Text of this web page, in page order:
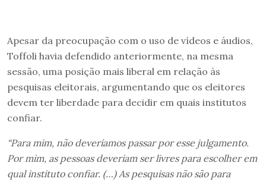
Apesar da preocupação com o uso de vídeos e áudios,
Toffoli havia defendido anteriormente, na mesma
sessão, uma posição mais liberal em relação às
pesquisas eleitorais, argumentando que os eleitores
devem ter liberdade para decidir em quais institutos
confiar.
“Para mim, não deveríamos passar por esse julgamento.
Por mim, as pessoas deveriam ser livres para escolher em
qual instituto confiar. (…) As pesquisas não são para